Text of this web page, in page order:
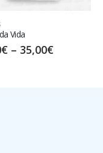
Square
€ – 32,50€